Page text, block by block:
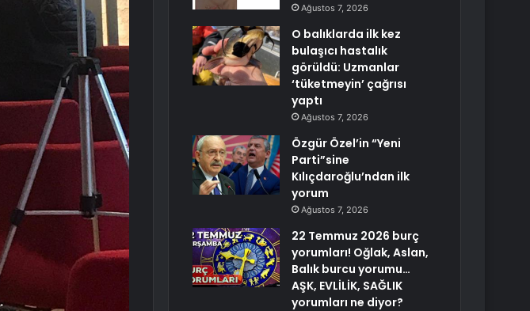
Ağustos 7, 2026
O balıklarda ilk kez
bulaşıcı hastalık
görüldü: Uzmanlar
‘tüketmeyin’ çağrısı
yaptı
Ağustos 7, 2026
Özgür Özel’in “Yeni
Parti”sine
Kılıçdaroğlu’ndan ilk
yorum
Ağustos 7, 2026
22 Temmuz 2026 burç
yorumları! Oğlak, Aslan,
Balık burcu yorumu…
AŞK, EVLİLİK, SAĞLIK
yorumları ne diyor?